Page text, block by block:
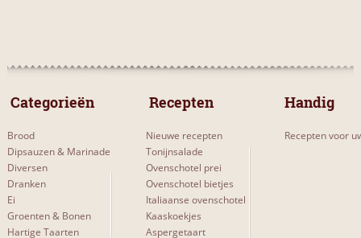
Categorieën
Brood
Dipsauzen & Marinade
Diversen
Dranken
Ei
Groenten & Bonen
Hartige Taarten
Recepten
Nieuwe recepten
Tonijnsalade
Ovenschotel prei
Ovenschotel bietjes
Italiaanse ovenschotel
Kaaskoekjes
Aspergetaart
Handig
Recepten voor